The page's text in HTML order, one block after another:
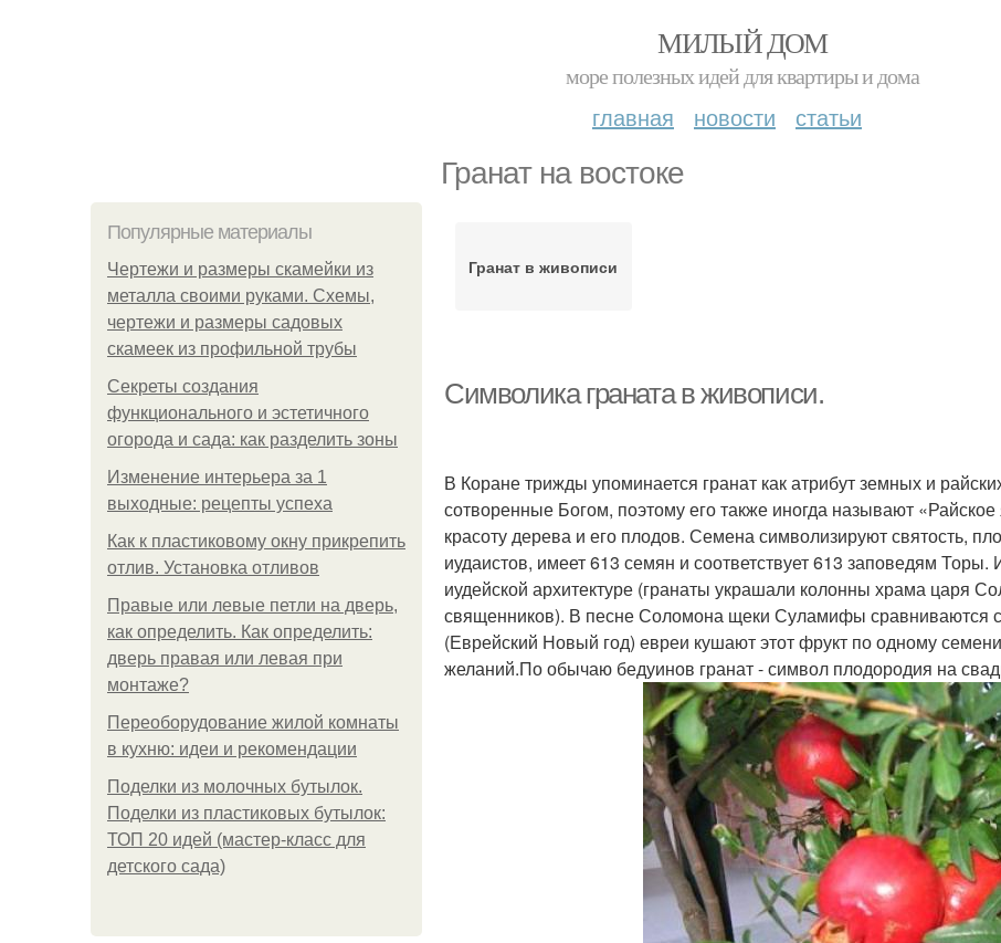
МИЛЫЙ ДОМ
море полезных идей для квартиры и дома
главная новости статьи
Гранат на востоке
Популярные материалы
Чертежи и размеры скамейки из
металла своими руками. Схемы,
чертежи и размеры садовых
скамеек из профильной трубы
Секреты создания
функционального и эстетичного
огорода и сада: как разделить зоны
Изменение интерьера за 1
выходные: рецепты успеха
Как к пластиковому окну прикрепить
отлив. Установка отливов
Правые или левые петли на дверь,
как определить. Как определить:
дверь правая или левая при
монтаже?
Переоборудование жилой комнаты
в кухню: идеи и рекомендации
Поделки из молочных бутылок.
Поделки из пластиковых бутылок:
ТОП 20 идей (мастер-класс для
детского сада)
Гранат в живописи
Символика граната в живописи.
В Коране трижды упоминается гранат как атрибут земных и
сотворенные Богом, поэтому его также иногда называют «Райское
красоту дерева и его плодов. Семена символизируют святость,
иудаистов, имеет 613 семян и соответствует 613 заповедям
иудейской архитектуре (гранаты украшали колонны храма царя
священников). В песне Соломона щеки Суламифы сравниваются
(Еврейский Новый год) евреи кушают этот фрукт по одному
желаний.По обычаю бедуинов гранат - символ плодородия на